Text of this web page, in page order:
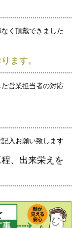
く頂戴できました
ます。
営業担当者の対応
入お願い致します
、出来栄えを